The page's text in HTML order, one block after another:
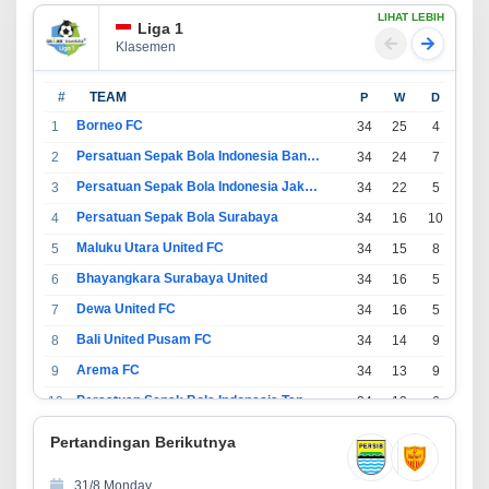
Liga 1
Klasemen
LIHAT LEBIH
# TEAM P W D
1 Borneo FC 34 25 4
2
Persatuan Sepak Bola Indonesia Bandung 34 24 7
3
Persatuan Sepak Bola Indonesia Jakarta 34 22 5
4
Persatuan Sepak Bola Surabaya 34 16 10
5
Maluku Utara United FC 34 15 8
6
Bhayangkara Surabaya United 34 16 5
7
Dewa United FC 34 16 5
8
Bali United Pusam FC 34 14 9
9
Arema FC 34 13 9
10
Persatuan Sepak Bola Indonesia Tangerang 34 13 6
34 11
Pertandingan Berikutnya